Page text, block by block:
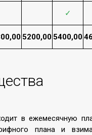
✓
5200,00 5400,00
в ежемесячную
плана и